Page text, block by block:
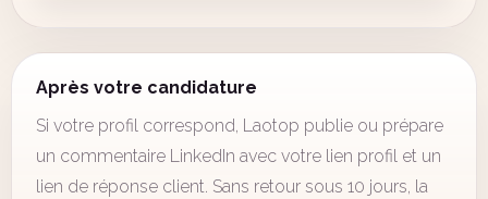
Après votre candidature
Si votre profil correspond, Laotop publie ou prépare
un commentaire LinkedIn avec votre lien profil et un
lien de réponse client. Sans retour sous 10 jours, la